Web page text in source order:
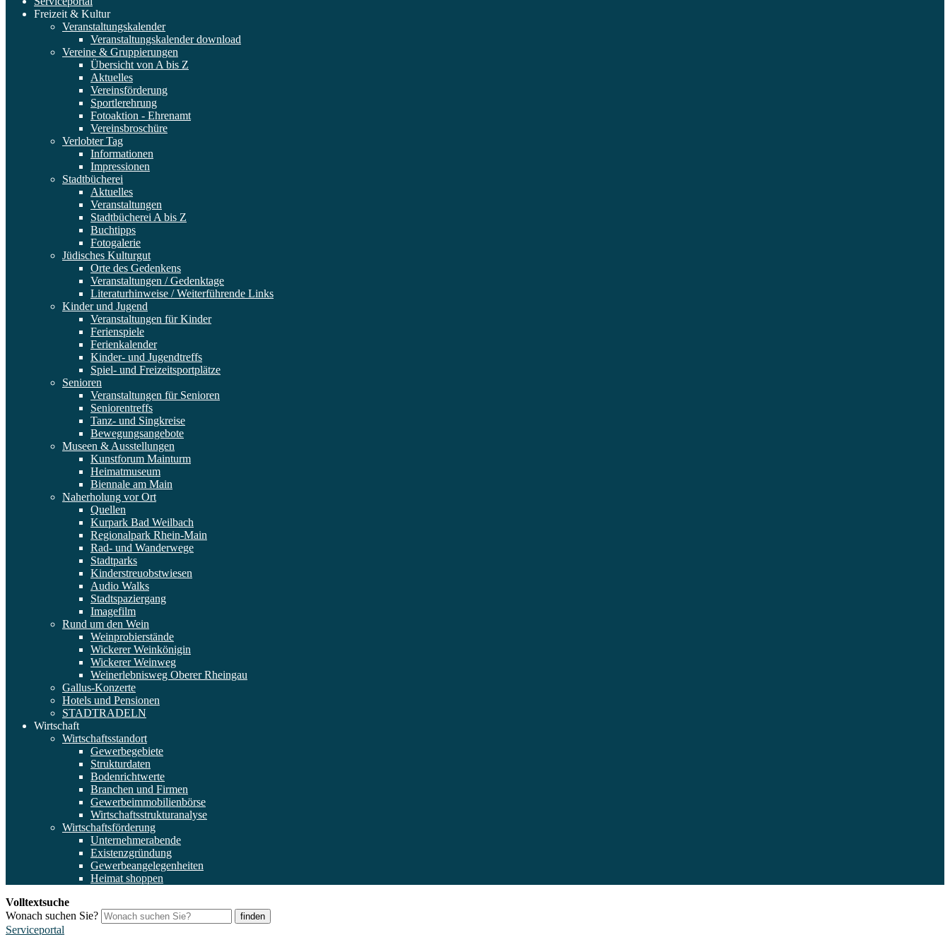
Freizeit & Kultur
Veranstaltungskalender
Veranstaltungskalender download
Vereine & Gruppierungen
Übersicht von A bis Z
Aktuelles
Vereinsförderung
Sportlerehrung
Fotoaktion - Ehrenamt
Vereinsbroschüre
Verlobter Tag
Informationen
Impressionen
Stadtbücherei
Aktuelles
Veranstaltungen
Stadtbücherei A bis Z
Buchtipps
Fotogalerie
Jüdisches Kulturgut
Orte des Gedenkens
Veranstaltungen / Gedenktage
Literaturhinweise / Weiterführende Links
Kinder und Jugend
Veranstaltungen für Kinder
Ferienspiele
Ferienkalender
Kinder- und Jugendtreffs
Spiel- und Freizeitsportplätze
Senioren
Veranstaltungen für Senioren
Seniorentreffs
Tanz- und Singkreise
Bewegungsangebote
Museen & Ausstellungen
Kunstforum Mainturm
Heimatmuseum
Biennale am Main
Naherholung vor Ort
Quellen
Kurpark Bad Weilbach
Regionalpark Rhein-Main
Rad- und Wanderwege
Stadtparks
Kinderstreuobstwiesen
Audio Walks
Stadtspaziergang
Imagefilm
Rund um den Wein
Weinprobierstände
Wickerer Weinkönigin
Wickerer Weinweg
Weinerlebnisweg Oberer Rheingau
Gallus-Konzerte
Hotels und Pensionen
STADTRADELN
Wirtschaft
Wirtschaftsstandort
Gewerbegebiete
Strukturdaten
Bodenrichtwerte
Branchen und Firmen
Gewerbeimmobilienbörse
Wirtschaftsstrukturanalyse
Wirtschaftsförderung
Unternehmerabende
Existenzgründung
Gewerbeangelegenheiten
Heimat shoppen
Volltextsuche
Wonach suchen Sie?
finden
Serviceportal